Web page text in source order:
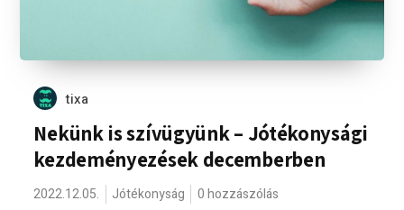
tixa
Nekünk is szívügyünk – Jótékonysági
kezdeményezések decemberben
2022.12.05. Jótékonyság 0 hozzászólás